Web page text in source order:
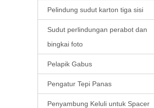
Pelindung sudut karton tiga sisi
Sudut perlindungan perabot dan
bingkai foto
Pelapik Gabus
Pengatur Tepi Panas
Penyambung Keluli untuk Spacer